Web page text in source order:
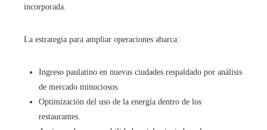
incorporada.
La estrategia para ampliar operaciones abarca:
Ingreso paulatino en nuevas ciudades respaldado por análisis
de mercado minuciosos.
Optimización del uso de la energía dentro de los
restaurantes.